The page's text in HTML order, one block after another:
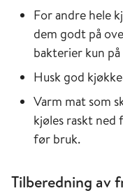
For andre hele
dem godt på
bakterier kun
Husk god
Varm mat som
kjøles raskt ned
før bruk.
Tilberedning av